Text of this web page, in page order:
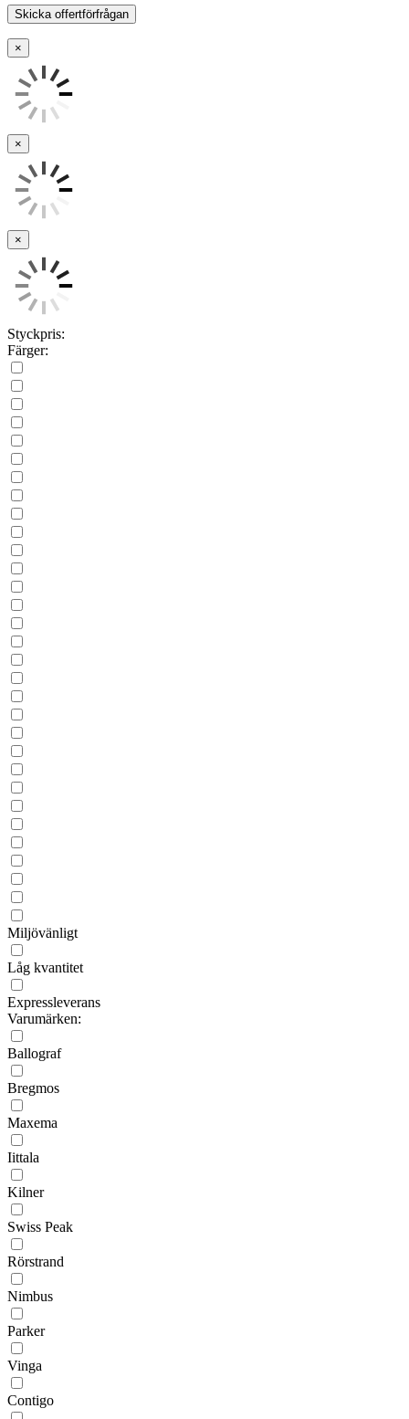
×
×
×
Styckpris:
Färger:
Miljövänligt
Låg kvantitet
Expressleverans
Varumärken:
Ballograf
Bregmos
Maxema
Iittala
Kilner
Swiss Peak
Rörstrand
Nimbus
Parker
Vinga
Contigo